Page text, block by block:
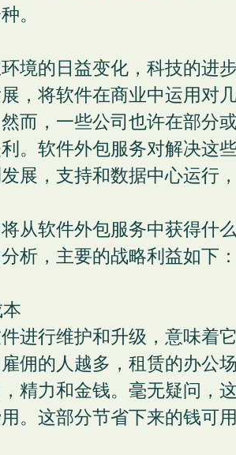
。
境的日益变化，科技的进
，将软件在商业中运用对
而，一些公司也许在部分
。软件外包服务对解决这
展，支持和数据中心运行
从软件外包服务中获得什
析，主要的战略利益如下
进行维护和升级，意味着
佣的人越多，租赁的办公
精力和金钱。毫无疑问，
。这部分节省下来的钱可